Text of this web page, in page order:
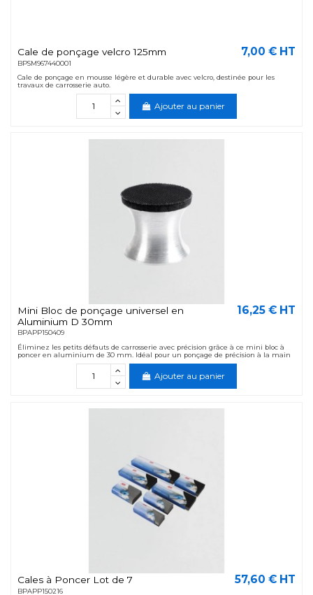
Cale de ponçage velcro 125mm
BPSM967440001
7,00 € HT
Cale de ponçage en mousse légère et durable avec velcro, destinée pour les
travaux de carrosserie auto.
Ajouter au panier
Mini Bloc de ponçage universel en
Aluminium D 30mm
BPAPP150409
16,25 € HT
Éliminez les petits défauts de carrosserie avec précision grâce à ce mini bloc à
poncer en aluminium de 30 mm. Idéal pour un ponçage de précision à la main
Ajouter au panier
Cales à Poncer Lot de 7
BPAPP150216
57,60 € HT